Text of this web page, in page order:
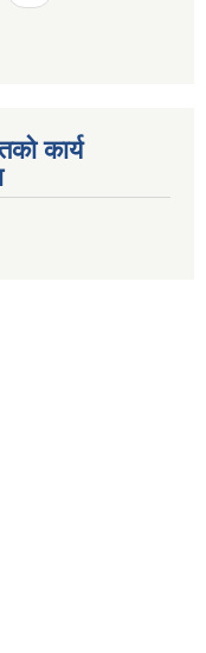
कार्य